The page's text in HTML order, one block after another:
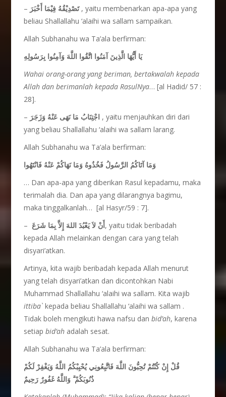
– تَصْدِيْقُهُ فِيْمَا أَخْبَرَ, yaitu membenarkan apa-apa yang
beliau Shallallahu ‘alaihi wa sallam sampaikan.
Allah Subhanahu wa Ta’ala berfirman:
يَا أَيُّهَا الَّذِينَ آمَنُوا اتَّقُوا اللَّهَ وَآمِنُوا بِرَسُولِهِ
Wahai orang-orang yang beriman, bertakwalah kepada
Allah dan berimanlah kepada RasulNya… [al Hadid/ 57 :
28].
– اجْتِنَابُ مَا نَهَى عَنْهُ وَزَجَرَ , yaitu menjauhkan diri dari
yang beliau Shallallahu ‘alaihi wa sallam larang.
Allah Subhanahu wa Ta’ala berfirman:
وَمَا آتَاكُمُ الرَّسُولُ فَخُذُوهُ وَمَا نَهَاكُمْ عَنْهُ فَانْتَهُوا
… Dan apa-apa yang diberikan Rasul kepadamu, maka
terimalah dia. Dan apa yang dilarangnya bagimu,
maka tinggalkanlah… [al Hasyr/59 : 7].
–أَنْ لاَ يَعْبُدَ اللهَ إِلاَّ بِمَا شَرَعَ, yaitu tidak beribadah
kepada Allah melainkan dengan cara yang telah
disyari’atkan.
Artinya, kita wajib beribadah kepada Allah menurut
yang telah disyari’atkan dan dicontohkan Nabi
Muhammad Shallallahu ‘alaihi wa sallam. Kita wajib
ittiba` kepada beliau Shallallahu ‘alaihi wa sallam .
Tidak boleh mengikuti hawa nafsu danbid’ah, karena
setiapbid’ah adalah sesat.
Allah Subhanahu wa Ta’ala berfirman:
قُلْ إِنْ كُنْتُمْ تُحِبُّونَ اللَّهَ فَاتَّبِعُونِي يُحْبِبْكُمُ اللَّهُ وَيَغْفِرْ لَكُمْ
ذُنُوبَكُمْۗ وَاللَّهُ غَفُورٌ رَحِيمٌ